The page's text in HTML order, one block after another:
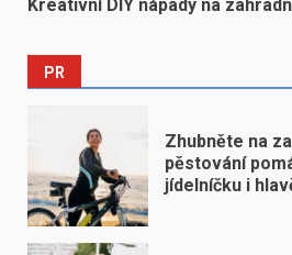
Kreativní DIY nápady na
PR
Zhubněte na
pěstování
jídelníčku i